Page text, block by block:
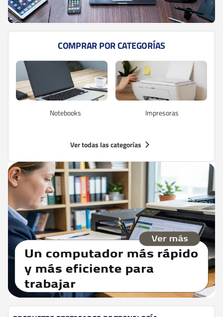
COMPRAR POR CATEGORÍAS
Notebooks Impresoras
Ver todas las categorías